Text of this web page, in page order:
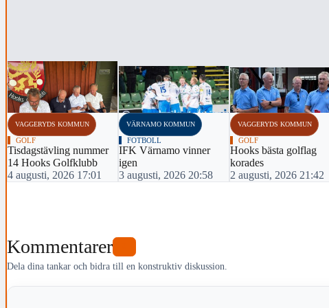
‹
VAGGERYDS KOMMUN
GOLF
Tisdagstävling nummer
14 Hooks Golfklubb
4 augusti, 2026 17:01
VÄRNAMO KOMMUN
FOTBOLL
IFK Värnamo vinner
igen
3 augusti, 2026 20:58
VAGGERYDS KOMMUN
GOLF
Hooks bästa golflag
korades
2 augusti, 2026 21:42
Kommentarer
Dela dina tankar och bidra till en konstruktiv diskussion.